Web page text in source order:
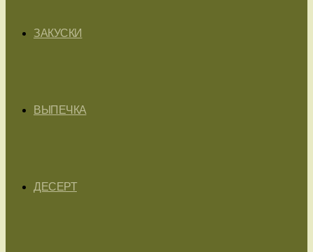
ЗАКУСКИ
ВЫПЕЧКА
ДЕСЕРТ